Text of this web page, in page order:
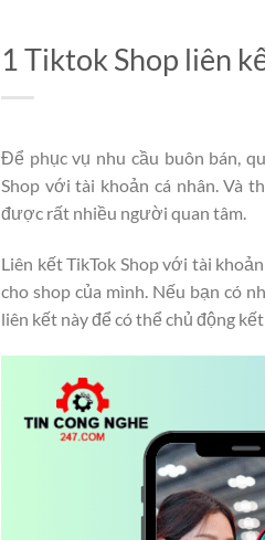
1 Tiktok Shop liên
Để phục vụ nhu cầu buôn bán,
Shop với tài khoản cá nhân. Và
được rất nhiều người quan tâm.
Liên kết TikTok Shop với tài
cho shop của mình. Nếu bạn có
liên kết này để có thể chủ động